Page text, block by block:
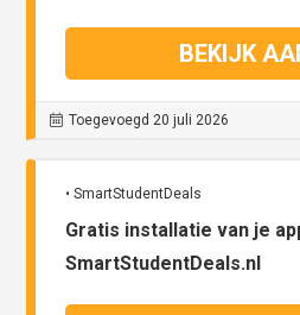
BEKIJK
Toegevoegd 20 juli 2026
• SmartStudentDeals
Gratis installatie van je
SmartStudentDeals.nl